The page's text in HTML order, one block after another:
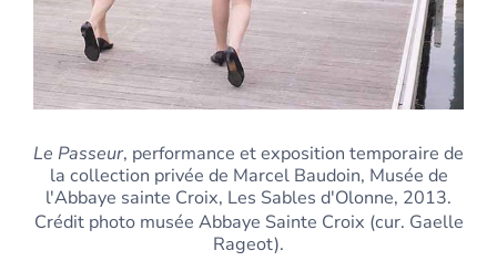
Le Passeur, performance et exposition temporaire de
la collection privée de Marcel Baudoin, Musée de
l'Abbaye sainte Croix, Les Sables d'Olonne, 2013.
Crédit photo musée Abbaye Sainte Croix (cur. Gaelle
Rageot).